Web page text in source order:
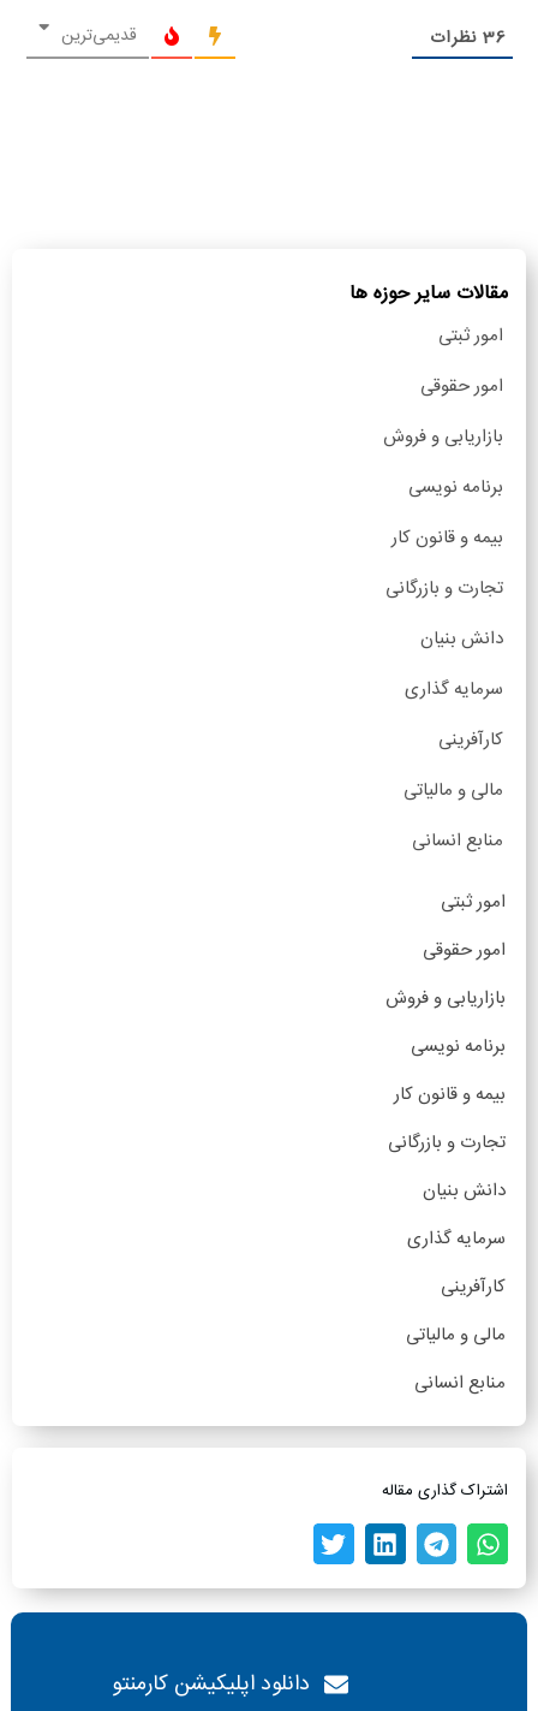
36 نظرات قدیمی‌ترین
مقالات سایر حوزه ها
امور ثبتی
امور حقوقی
بازاریابی و فروش
برنامه نویسی
بیمه و قانون کار
تجارت و بازرگانی
دانش بنیان
سرمایه گذاری
کارآفرینی
مالی و مالیاتی
منابع انسانی
امور ثبتی
امور حقوقی
بازاریابی و فروش
برنامه نویسی
بیمه و قانون کار
تجارت و بازرگانی
دانش بنیان
سرمایه گذاری
کارآفرینی
مالی و مالیاتی
منابع انسانی
اشتراک گذاری مقاله
دانلود اپلیکیشن کارمنتو